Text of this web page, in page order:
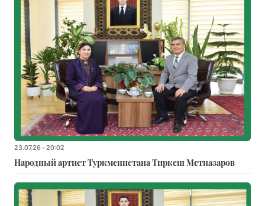
23.07.26 - 20:02
Народный артист Туркменистана Тиркеш Мeтназаров